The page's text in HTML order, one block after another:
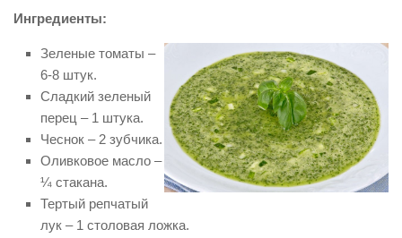
Ингредиенты:
Зеленые томаты –
6-8 штук.
Сладкий зеленый
перец – 1 штука.
Чеснок – 2 зубчика.
Оливковое масло –
¼ стакана.
Тертый репчатый
лук – 1 столовая ложка.